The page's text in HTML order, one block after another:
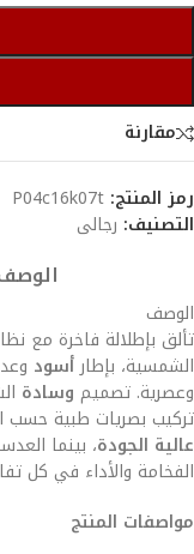
مقارنة
رمز المنتج: P04c16k07t
التصنيف: رجالى
الوصف
تألق بإطلالة فاخرة مع
الشمسية، بإطارأسود
وعصرية. تصميم وسادة
تركيب بصريات طبية حسب
عالية الجودة، بينما
الفخامة والأداء في كل
مواصفات المنتج